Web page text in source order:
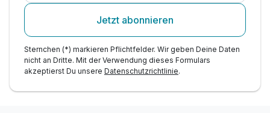
Jetzt abonnieren
Sternchen (*) markieren Pflichtfelder. Wir geben Deine Daten
nicht an Dritte. Mit der Verwendung dieses Formulars
akzeptierst Du unsere Datenschutzrichtlinie.